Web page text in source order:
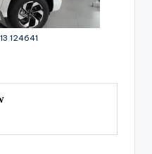
124641